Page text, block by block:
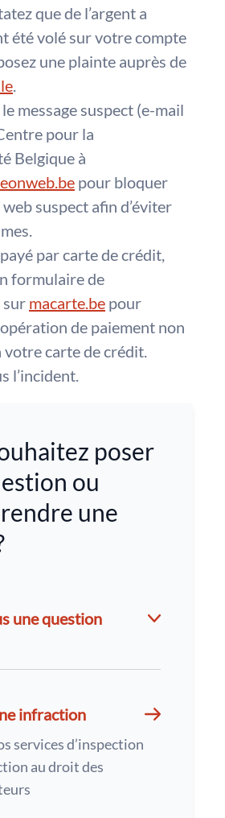
que de l’argent a
été volé sur votre compte
une plainte auprès de
.
message suspect (e-mail
pour la
Belgique à
pour bloquer
web suspect afin d’éviter
par carte de crédit,
formulaire de
macarte.be pour
de paiement non
votre carte de crédit.
l’incident.
poser
ou
une
une question
infraction
services d’inspection
au droit des